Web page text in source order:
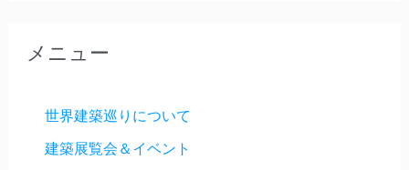
メニュー
世界建築巡りについて
建築展覧会＆イベント